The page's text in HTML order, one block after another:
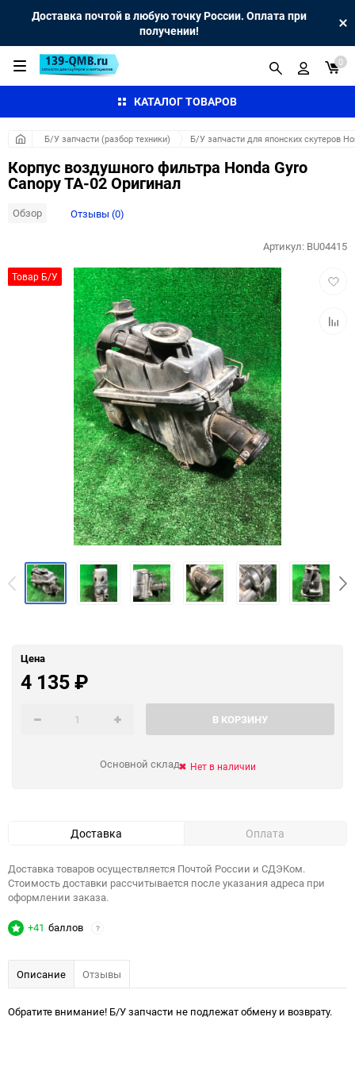
Доставка почтой в любую точку России. Оплата при
получении!
КАТАЛОГ ТОВАРОВ
0
Б/У запчасти (разбор техники) Б/У запчасти для японских скутеров
Корпус воздушного фильтра Honda Gyro
Canopy TA-02 Оригинал
Обзор Отзывы (0)
Товар Б/У
Артикул: BU04415
Цена
4 135₽
В КОРЗИНУ
Основной склад Нет в наличии
Доставка Оплата
Доставка товаров осуществляется Почтой России и СДЭКом.
Стоимость доставки рассчитывается после указания адреса при
оформлении заказа.
+41 баллов ?
Описание Отзывы
Обратите внимание! Б/У запчасти не подлежат обмену и возврату.